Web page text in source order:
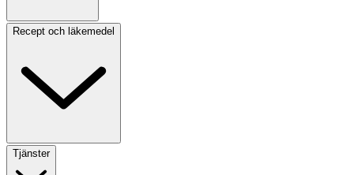
Recept och läkemedel
Tjänster